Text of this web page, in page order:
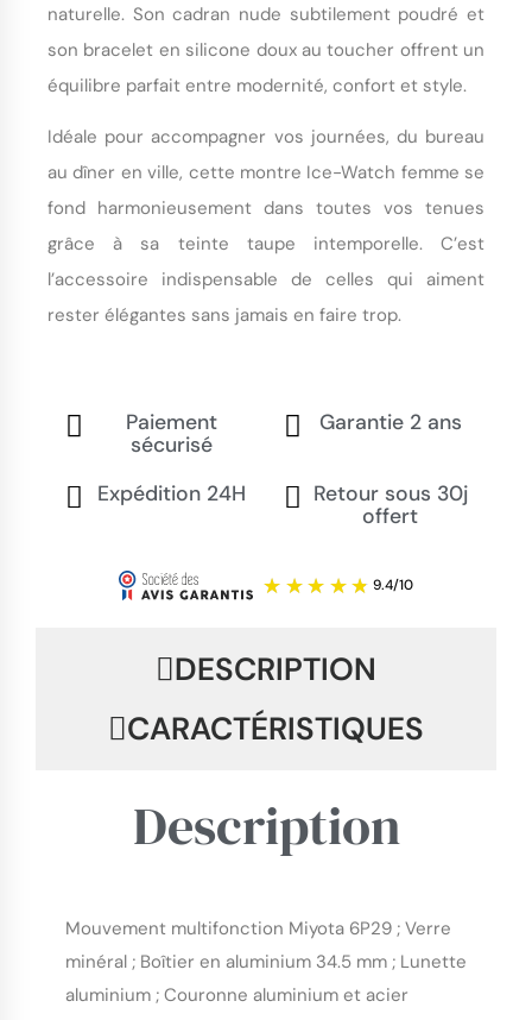
naturelle. Son cadran nude subtilement poudré et
son bracelet en silicone doux au toucher offrent un
équilibre parfait entre modernité, confort et style.
Idéale pour accompagner vos journées, du bureau
au dîner en ville, cette montre Ice-Watch femme se
fond harmonieusement dans toutes vos tenues
grâce à sa teinte taupe intemporelle. C’est
l’accessoire indispensable de celles qui aiment
rester élégantes sans jamais en faire trop.
Paiement
sécurisé
Garantie 2 ans
Expédition 24H
Retour sous 30j
offert
DESCRIPTION
CARACTÉRISTIQUES
Description
Mouvement multifonction Miyota 6P29 ; Verre
minéral ; Boîtier en aluminium 34.5 mm ; Lunette
aluminium ; Couronne aluminium et acier